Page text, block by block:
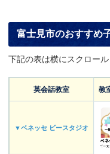
富士見市のおすすめ
下記の表は横にスクロー
英会話教室 教
▼ベネッセ ビースタジオ